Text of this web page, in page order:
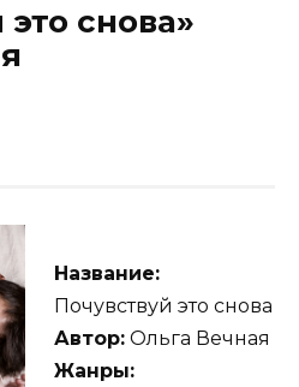
снова»
Название:
Почувствуй это снова
Автор: Ольга Вечная
Жанры: